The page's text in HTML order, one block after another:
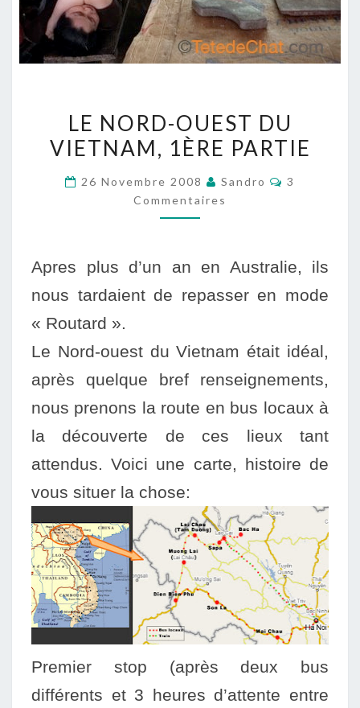
NORD-
OUEST
VIETNAM,
1ÈRE
LE NORD-OUEST DU
VIETNAM, 1ÈRE PARTIE
26 Novembre 2008 Sandro
3
Commentaires
Apres plus d’un an en Australie, ils
nous tardaient de repasser en mode
« Routard ».
Le Nord-ouest du Vietnam était idéal,
après quelque bref renseignements,
nous prenons la route en bus locaux à
la découverte de ces lieux tant
attendus. Voici une carte, histoire de
vous situer la chose:
Premier stop (après deux bus
différents et 3 heures d’attente entre